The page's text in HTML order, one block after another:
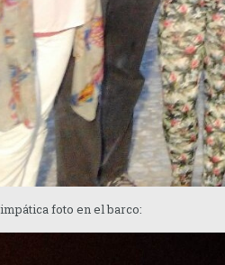
foto en el barco: